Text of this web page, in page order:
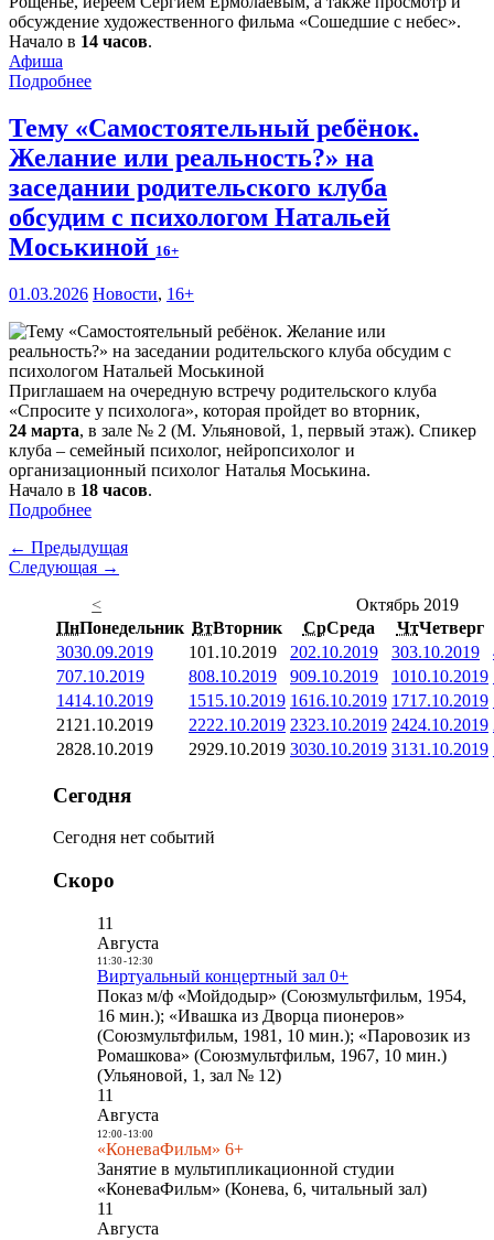
обсуждение художественного фильма «Сошедшие с небес».
Начало в 14 часов.
Афиша
Подробнее
Тему «Самостоятельный ребёнок.
Желание или реальность?» на
заседании родительского клуба
обсудим с психологом Натальей
Моськиной 16+
01.03.2026 Новости, 16+
Приглашаем на очередную встречу родительского клуба
«Спросите у психолога», которая пройдет во вторник,
24 марта, в зале № 2 (М. Ульяновой, 1, первый этаж). Спикер
клуба – семейный психолог, нейропсихолог и
организационный психолог Наталья Моськина.
Начало в 18 часов.
Подробнее
← Предыдущая
Следующая →
<
Октябрь 2019
ПнПонедельник ВтВторник СрСреда ЧтЧетверг
3030.09.2019 101.10.2019 202.10.2019 303.10.2019
707.10.2019 808.10.2019 909.10.2019 1010.10.2019
1414.10.2019 1515.10.2019 1616.10.2019 1717.10.2019
21 21.10.2019 2222.10.2019 2323.10.2019 2424.10.2019
2828.10.2019 2929.10.2019 3030.10.2019 3131.10.2019
Сегодня
Сегодня нет событий
Скоро
11
Августа
11:30- 12:30
Виртуальный концертный зал 0+
Показ м/ф «Мойдодыр» (Союзмультфильм, 1954,
16 мин.); «Ивашка из Дворца пионеров»
(Союзмультфильм, 1981, 10 мин.); «Паровозик из
Ромашкова» (Союзмультфильм, 1967, 10 мин.)
(Ульяновой, 1, зал № 12)
11
Августа
12:00- 13:00
«КоневаФильм» 6+
Занятие в мультипликационной студии
«КоневаФильм» (Конева, 6, читальный зал)
11
Августа